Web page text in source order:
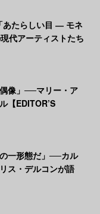
あたらしい目 ― モネ
代アーティストたち
像」──マリー・ア
【EDITOR’S
一形態だ」──カル
ス・デルコンが語